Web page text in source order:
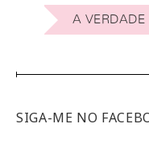
A VERDADE
SIGA-ME NO